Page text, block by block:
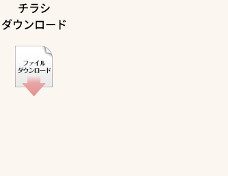
チラシ
ダウンロード